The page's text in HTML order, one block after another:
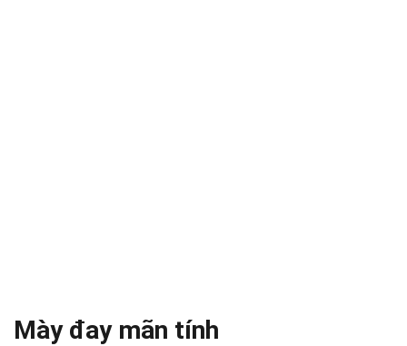
Mày đay mãn tính